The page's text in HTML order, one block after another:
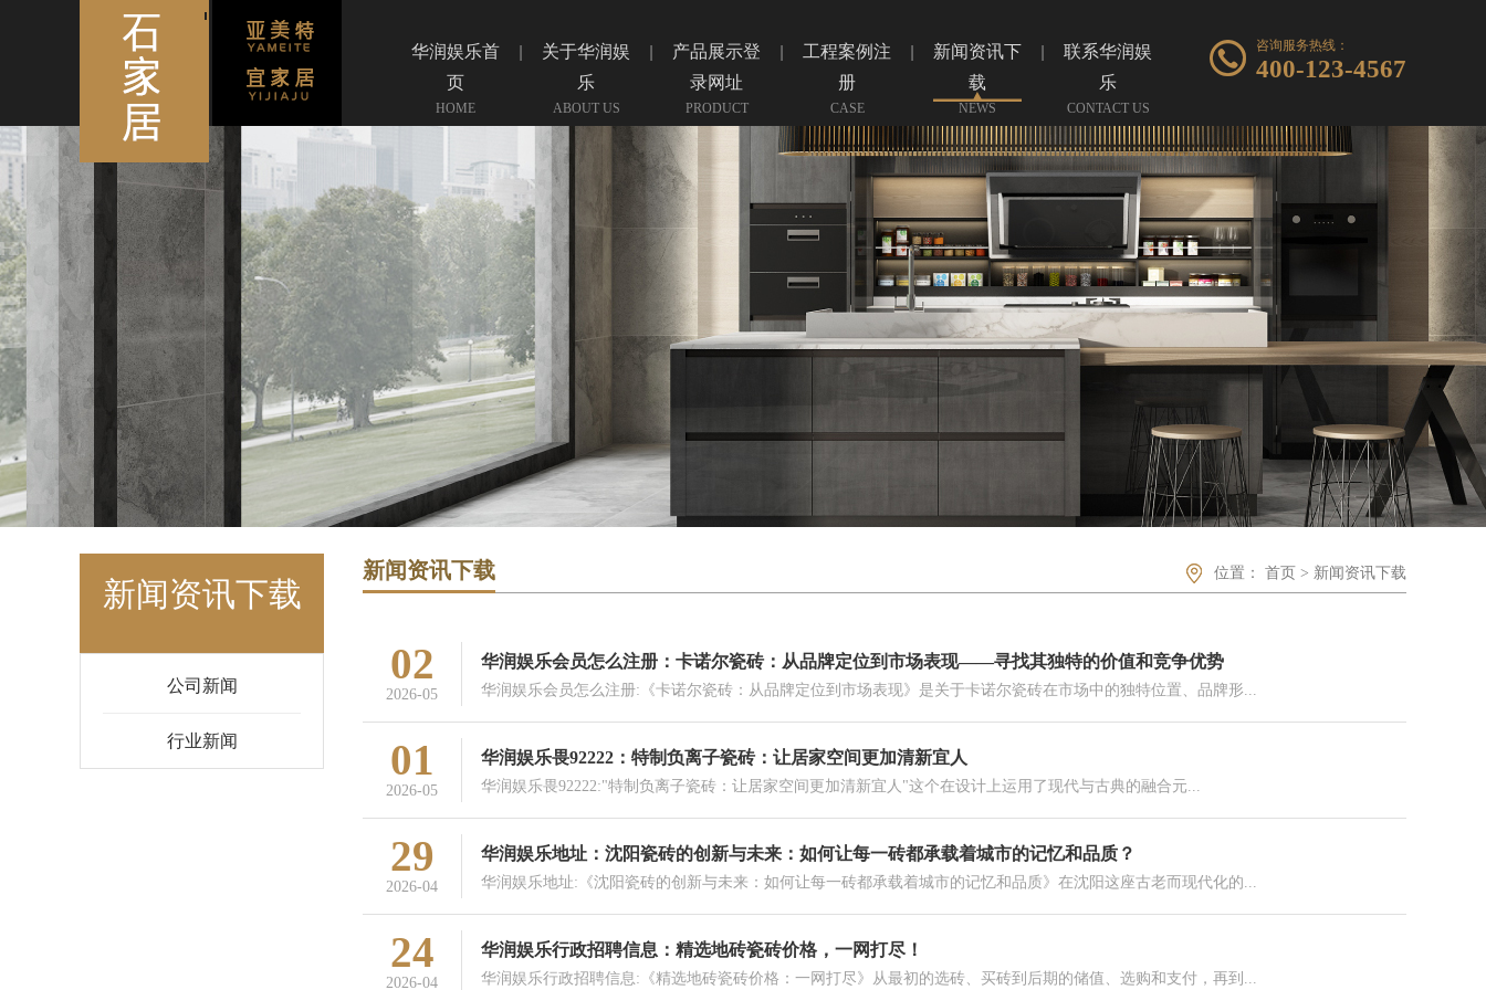
华润娱乐首
页
HOME
关于华润娱
乐
ABOUT US
产品展示登
录网址
PRODUCT
工程案例注
册
CASE
新闻资讯下
载
NEWS
联系华润娱
乐
CONTACT US
咨询服务热线：
400-123-4567
新闻资讯下载
公司新闻
行业新闻
新闻资讯下载 位置： 首页 > 新闻资讯下载
02
2026-05
华润娱乐会员怎么注册：卡诺尔瓷砖：从品牌定位到市场表现——寻找其独特的价值和竞争优势
华润娱乐会员怎么注册:《卡诺尔瓷砖：从品牌定位到市场表现》是关于卡诺尔瓷砖在市场中的独特位置、品牌形...
01
2026-05
华润娱乐畏92222：特制负离子瓷砖：让居家空间更加清新宜人
华润娱乐畏92222:"特制负离子瓷砖：让居家空间更加清新宜人"这个在设计上运用了现代与古典的融合元...
29
2026-04
华润娱乐地址：沈阳瓷砖的创新与未来：如何让每一砖都承载着城市的记忆和品质？
华润娱乐地址:《沈阳瓷砖的创新与未来：如何让每一砖都承载着城市的记忆和品质》在沈阳这座古老而现代化的...
24
2026-04
华润娱乐行政招聘信息：精选地砖瓷砖价格，一网打尽！
华润娱乐行政招聘信息:《精选地砖瓷砖价格：一网打尽》从最初的选砖、买砖到后期的储值、选购和支付，再到...